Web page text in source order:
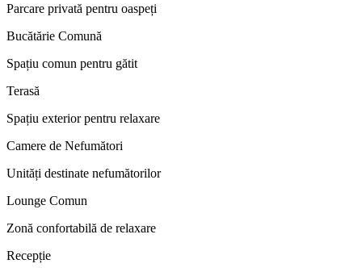
Parcare privată pentru oaspeți
Bucătărie Comună
Spațiu comun pentru gătit
Terasă
Spațiu exterior pentru relaxare
Camere de Nefumători
Unități destinate nefumătorilor
Lounge Comun
Zonă confortabilă de relaxare
Recepție